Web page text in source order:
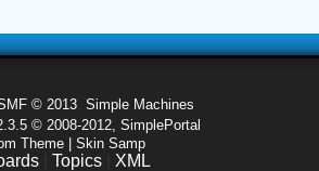
© 2013 Simple Machines
© 2008-2012, SimplePortal
Theme | Skin Samp
Topics XML